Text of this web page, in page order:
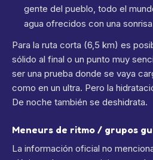
gente del pueblo, todo el
agua ofrecidos con una
Para la ruta corta (6,5 km) es
sólido al final o un punto muy
ser una prueba donde se vaya
como en un ultra. Pero la
De noche también se deshidrata.
Meneurs de ritmo / grupos
La información oficial no